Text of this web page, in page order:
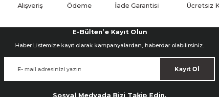
Alışveriş
Ödeme
İade Garantisi
Ücretsiz
E-Bülten’e Kayıt Olun
Haber Listemize kayıt olarak kampanyalardan, haberdar olabilirsiniz.
Kayıt Ol
Sosyal Medyada Bizi Takip Edin.